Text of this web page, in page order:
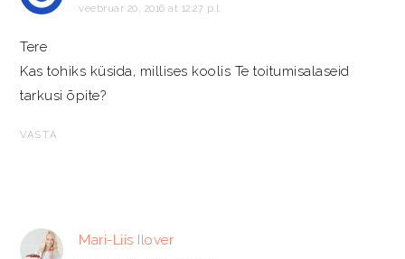
veebruar 20, 2016 at 12:27 p.l.
Tere
Kas tohiks küsida, millises koolis Te toitumisalaseid
tarkusi õpite?
VASTA
Mari-Liis Ilover